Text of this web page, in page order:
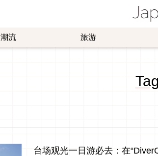
潮流 旅游
台场观光一日游必去：在